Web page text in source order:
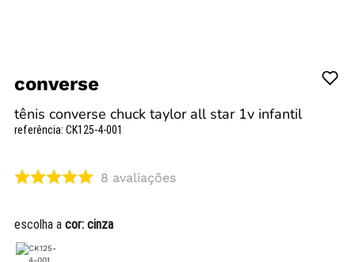
converse
tênis converse chuck taylor all star 1v infantil
referência: CK125-4-001
8 avaliações
escolha a cor: cinza